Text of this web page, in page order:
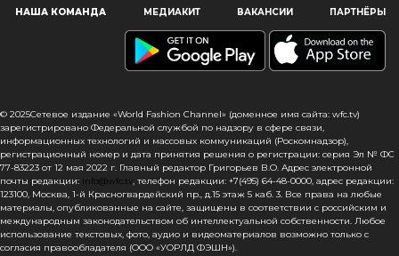
Наш сайт использует файлы cookie и похожие технологии,
пользователям, предоставляя персонализированную
информацию, запоминая предпочтения в области
сайта, вы подтверждаете свое согласие на использование
файлов cookie в соответствии с настоящим уведомлением
в отношении данного типа файлов. Если вы не согласны
с тем, чтобы мы использовали данный тип файлов,
то вы должны соответствующим образом установить
настройки вашего браузера или не использовать сайт wfc.tv
НАША КОМАНДА МЕДИАКИТ ВАКАНСИИ ПАРТНЁРЫ
© 2025Сетевое издание «World Fashion Channel» (доменное имя сайта: wfc.tv)
зарегистрировано Федеральной службой по надзору в сфере связи,
информационных технологий и массовых коммуникаций (Роскомнадзор),
регистрационный номер и дата принятия решения о регистрации: серия Эл № ФС
77-83223 от 12 мая 2022 г. Главный редактор Григорьев В.О. Адрес электронной
почты редакции: info@wfc.tv, телефон редакции: +7(495) 64-48-0000, адрес редакции:
123100, Москва, 1-й Красногвардейский пр., д.15 этаж 5 каб. 3. Все права на любые
материалы, опубликованные на сайте, защищены в соответствии с российским и
международным законодательством об интеллектуальной собственности. Любое
использование текстовых, фото, аудио и видеоматериалов возможно только с
согласия правообладателя (ООО «УОРЛД ФЭШН»).